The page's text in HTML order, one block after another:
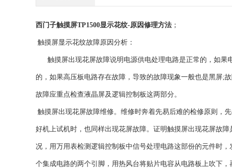
西门子触摸屏TP1500显示花纹-原因修理方法 ；
触摸屏显示花纹故障原因分析：
触摸屏出现花屏故障说明电源供电处理电路是正常的，如果
的，如果高压板电路存在故障，导致的故障现象一般也是黑屏;
故障应重点检查液晶屏及逻辑控制板这两部分。
触摸屏出现花屏故障维修。维修时奔着先易后难的检修原则，
好机上试机时，也同样出现花屏故障。证明触摸屏出现花屏故
况，用万用表检测逻辑控制板中信号处理电路这部份的元件时
个集成电路的两个引脚，用热风台将贴片电容从电路板上吹下